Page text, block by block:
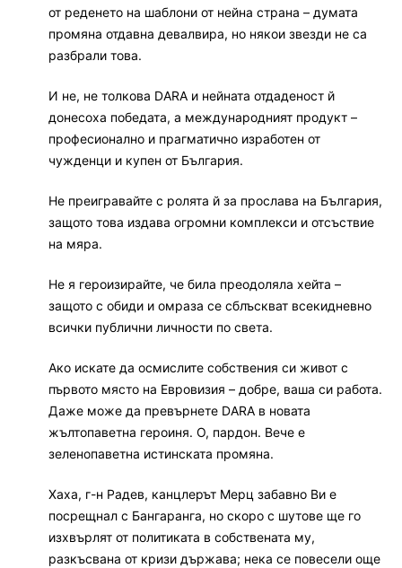
от реденето на шаблони от нейна страна – думата
промяна отдавна девалвира, но някои звезди не са
разбрали това.
И не, не толкова DARA и нейната отдаденост й
донесоха победата, а международният продукт –
професионално и прагматично изработен от
чужденци и купен от България.
Не преигравайте с ролята й за прослава на България,
защото това издава огромни комплекси и отсъствие
на мяра.
Не я героизирайте, че била преодоляла хейта –
защото с обиди и омраза се сблъскват всекидневно
всички публични личности по света.
Ако искате да осмислите собствения си живот с
първото място на Евровизия – добре, ваша си работа.
Даже може да превърнете DARA в новата
жълтопаветна героиня. О, пардон. Вече е
зеленопаветна истинската промяна.
Хаха, г-н Радев, канцлерът Мерц забавно Ви е
посрещнал с Бангаранга, но скоро с шутове ще го
изхвърлят от политиката в собствената му,
разкъсвана от кризи държава; нека се повесели още